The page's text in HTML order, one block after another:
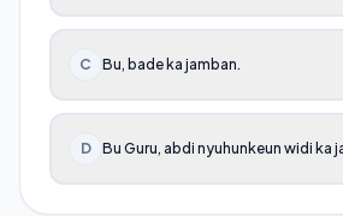
C Bu, bade ka jamban.
D Bu Guru, abdi nyuhunkeun widi ka